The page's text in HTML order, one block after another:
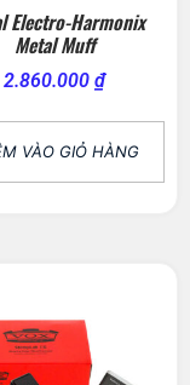
Electro-Harmonix
Metal Muff
2.860.000 ₫
VÀO GIỎ HÀNG